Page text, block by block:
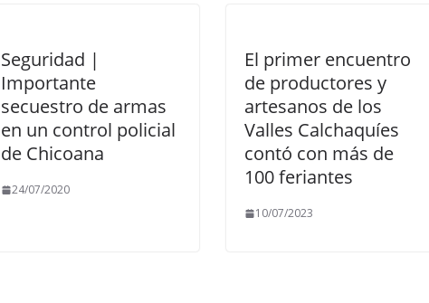
Seguridad |
Importante
secuestro de armas
en un control policial
de Chicoana
24/07/2020
El primer encuentro
de productores y
artesanos de los
Valles Calchaquíes
contó con más de
100 feriantes
10/07/2023